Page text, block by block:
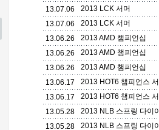
13.07.06
2013 LCK 서머
13.07.06
2013 LCK 서머
13.06.26
2013 AMD 챔피언십
13.06.26
2013 AMD 챔피언십
13.06.26
2013 AMD 챔피언십
13.06.17
2013 HOT6 챔피언스
13.06.17
2013 HOT6 챔피언스
13.05.28
2013 NLB 스프링 다이
13.05.28
2013 NLB 스프링 다이